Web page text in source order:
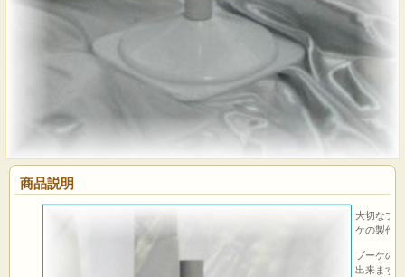
商品説明
大切なブ
ケの製作
ブーケの
出来ます。